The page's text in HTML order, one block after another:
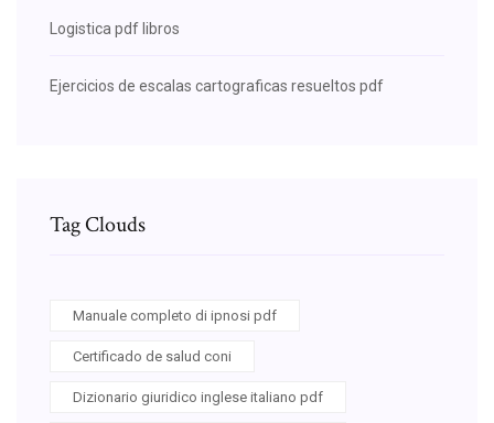
Logistica pdf libros
Ejercicios de escalas cartograficas resueltos pdf
Tag Clouds
Manuale completo di ipnosi pdf
Certificado de salud coni
Dizionario giuridico inglese italiano pdf